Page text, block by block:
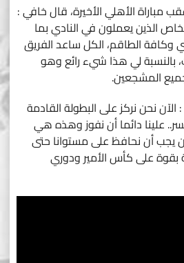
مباراة الأهلي الأخيرة، قال خافي :
الذين يعملون في النادي بما
وكافة الطاقم، الكل ساعد الفريق
بالنسبة لي هذا شيء رائع وهو
المشجعين.
نحن نركز على البطولة القادمة
علينا دائما أن نفوز وهذه هي
يجب أن نحافظ على مستوانا حتى
بقوة على كأس الأمير ودوري